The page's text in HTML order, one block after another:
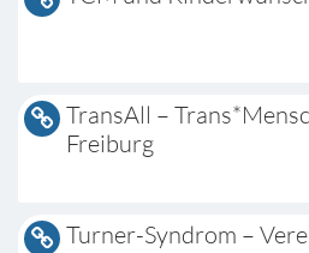
TransAll –
Freiburg
Turner-Syndrom –